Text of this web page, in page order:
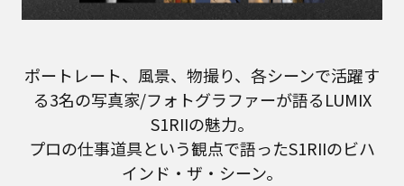
ポートレート、風景、物撮り、各シーンで活躍す
る3名の写真家/フォトグラファーが語るLUMIX
S1RIIの魅力。
プロの仕事道具という観点で語ったS1RIIのビハ
インド・ザ・シーン。